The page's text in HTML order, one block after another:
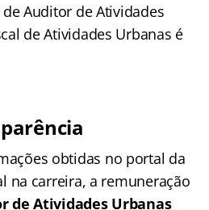
Auditor de Atividades
de Atividades Urbanas é
obtidas no portal da
na carreira, a remuneração
de Atividades Urbanas